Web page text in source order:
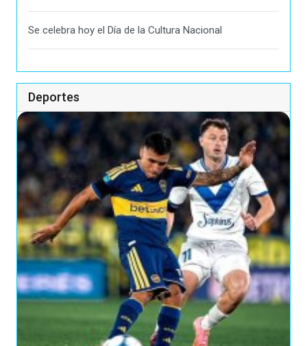
Se celebra hoy el Día de la Cultura Nacional
Deportes